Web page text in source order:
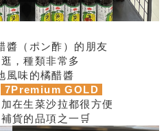
醬（ポン酢）的朋友
，種類非常多
風味的橘醋醬
7Premium GOLD
在生菜沙拉都很方便
貨的品項之一🛒